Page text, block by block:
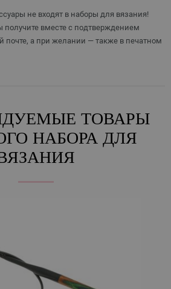
не входят в наборы для вязания!
получите вместе с подтверждением
почте, а при желании — также в печатном
ТОВАРЫ
НАБОРА ДЛЯ